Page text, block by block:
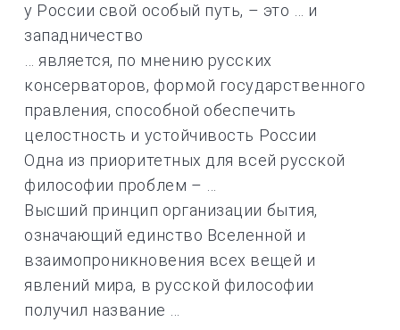
у России свой особый путь, – это … и
западничество
… является, по мнению русских
консерваторов, формой государственного
правления, способной обеспечить
целостность и устойчивость России
Одна из приоритетных для всей русской
философии проблем – …
Высший принцип организации бытия,
означающий единство Вселенной и
взаимопроникновения всех вещей и
явлений мира, в русской философии
получил название …